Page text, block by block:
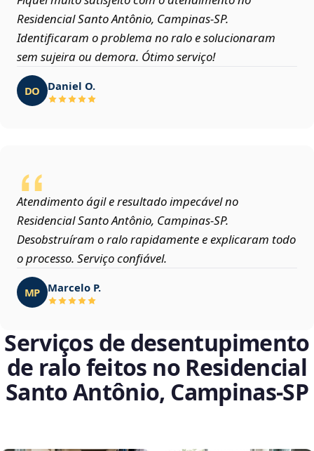
Residencial Santo Antônio, Campinas‑SP.
Identificaram o problema no ralo e solucionaram
sem sujeira ou demora. Ótimo serviço!
DO Daniel O.
Atendimento ágil e resultado impecável no
Residencial Santo Antônio, Campinas‑SP.
Desobstruíram o ralo rapidamente e explicaram todo
o processo. Serviço confiável.
MP Marcelo P.
Serviços de desentupimento
de ralo feitos no Residencial
Santo Antônio, Campinas‑SP